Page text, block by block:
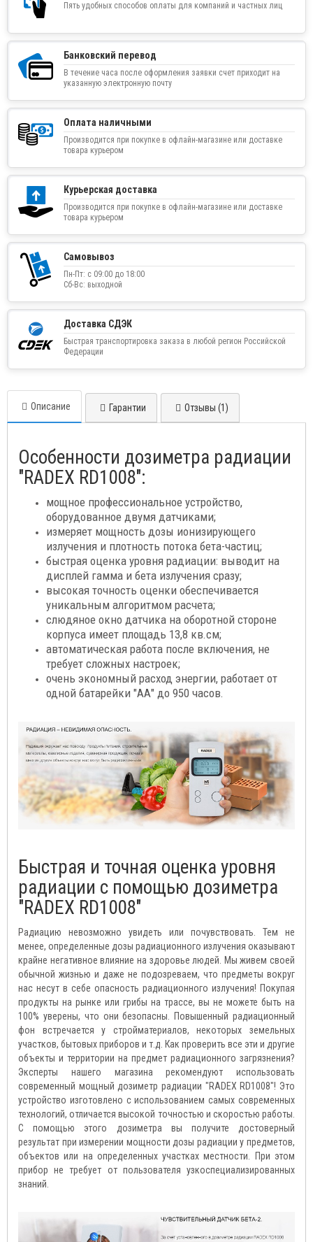
Пять удобных способов оплаты для компаний и частных лиц
Банковский перевод
В течение часа после оформления заявки счет приходит на
указанную электронную почту
Оплата наличными
Производится при покупке в офлайн-магазине или доставке
товара курьером
Курьерская доставка
Производится при покупке в офлайн-магазине или доставке
товара курьером
Самовывоз
Пн-Пт: с 09:00 до 18:00
Сб-Вс: выходной
Доставка СДЭК
Быстрая транспортировка заказа в любой регион Российской
Федерации
Описание Гарантии Отзывы (1)
Особенности дозиметра радиации
"RADEX RD1008":
мощное профессиональное устройство,
оборудованное двумя датчиками;
измеряет мощность дозы ионизирующего
излучения и плотность потока бета-частиц;
быстрая оценка уровня радиации: выводит на
дисплей гамма и бета излучения сразу;
высокая точность оценки обеспечивается
уникальным алгоритмом расчета;
слюдяное окно датчика на оборотной стороне
корпуса имеет площадь 13,8 кв.см;
автоматическая работа после включения, не
требует сложных настроек;
очень экономный расход энергии, работает от
одной батарейки "АА" до 950 часов.
Быстрая и точная оценка уровня
радиации с помощью дозиметра
"RADEX RD1008"
Радиацию невозможно увидеть или почувствовать. Тем не
менее, определенные дозы радиационного излучения оказывают
крайне негативное влияние на здоровье людей. Мы живем своей
обычной жизнью и даже не подозреваем, что предметы вокруг
нас несут в себе опасность радиационного излучения! Покупая
продукты на рынке или грибы на трассе, вы не можете быть на
100% уверены, что они безопасны. Повышенный радиационный
фон встречается у стройматериалов, некоторых земельных
участков, бытовых приборов и т.д. Как проверить все эти и другие
объекты и территории на предмет радиационного загрязнения?
Эксперты нашего магазина рекомендуют использовать
современный мощный дозиметр радиации "RADEX RD1008"! Это
устройство изготовлено с использованием самых современных
технологий, отличается высокой точностью и скоростью работы.
С помощью этого дозиметра вы получите достоверный
результат при измерении мощности дозы радиации у предметов,
объектов или на определенных участках местности. При этом
прибор не требует от пользователя узкоспециализированных
знаний.